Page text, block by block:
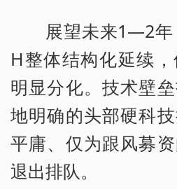
展望未来1—2年
H整体结构化延续
明显分化。技术壁
地明确的头部硬科
平庸、仅为跟风募
退出排队。